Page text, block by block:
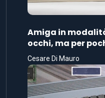
Amiga in
occhi, ma per
Cesare Di Mauro